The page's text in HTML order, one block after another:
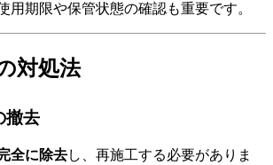
用期限や保管状態の確認も重要です。
対処法
撤去
全に除去し、再施工する必要がありま